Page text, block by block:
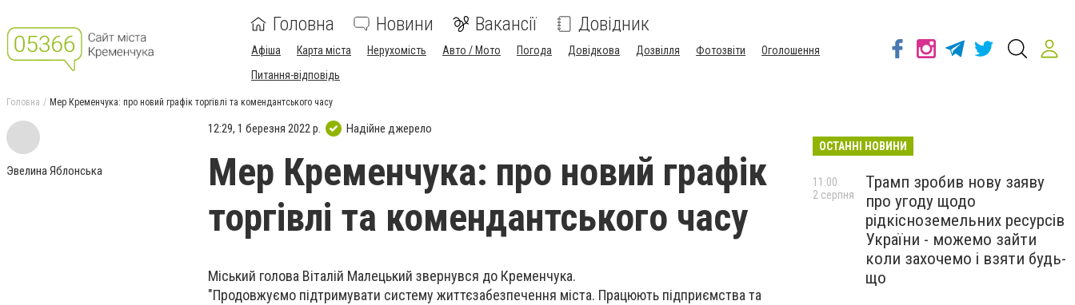
Головна Новини Вакансії Довідник
Афіша Карта міста Нерухомість Авто / Мото Погода Довідкова Дозвілля Фотозвіти
Оголошення
Питання-відповідь
Головна Мер Кременчука: про новий графік торгівлі та комендантського часу
Эвелина Яблонська
12:29, 1 березня 2022 р. Надійне джерело
Мер Кременчука: про новий графік
торгівлі та комендантського часу
Міський голова Віталій Малецький звернувся до Кременчука.
"Продовжуємо підтримувати систему життєзабезпечення міста. Працюють підприємства та
ОСТАННІ НОВИНИ
Трамп зробив нову заяву
про угоду щодо
рідкісноземельних ресурсів
України - можемо зайти
коли захочемо і взяти будь-
що
11:00
2 серпня